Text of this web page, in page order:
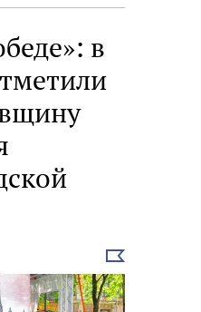
в
Выбрать
новость